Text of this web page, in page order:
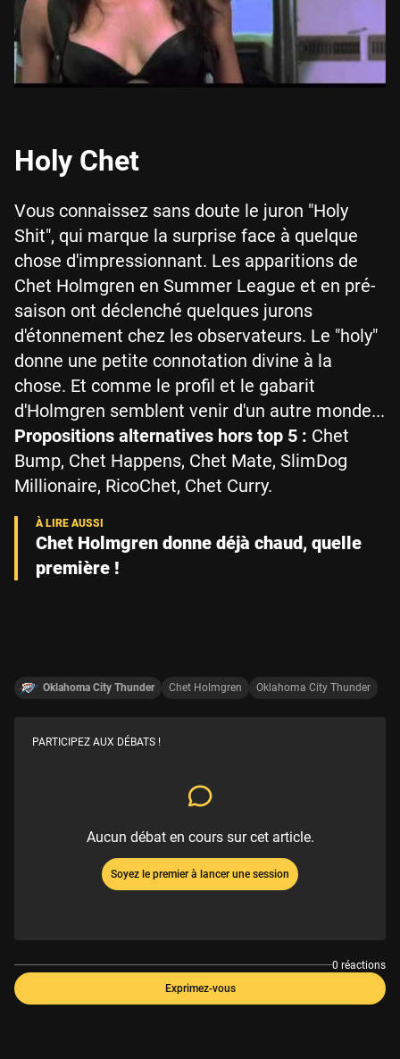
Holy Chet
Vous connaissez sans doute le juron "Holy
Shit", qui marque la surprise face à quelque
chose d'impressionnant. Les apparitions de
Chet Holmgren en Summer League et en pré-
saison ont déclenché quelques jurons
d'étonnement chez les observateurs. Le "holy"
donne une petite connotation divine à la
chose. Et comme le profil et le gabarit
d'Holmgren semblent venir d'un autre monde...
Propositions alternatives hors top 5 : Chet
Bump, Chet Happens, Chet Mate, SlimDog
Millionaire, RicoChet, Chet Curry.
Chet Holmgren donne déjà chaud, quelle
première !
Oklahoma City Thunder Chet Holmgren Oklahoma City Thunder
PARTICIPEZ AUX DÉBATS !
Aucun débat en cours sur cet article.
Soyez le premier à lancer une session
0 réactions
Exprimez-vous